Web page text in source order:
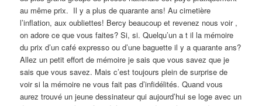
au même prix. Il y a plus de quarante ans! Au cimetière
l’inflation, aux oubliettes! Bercy beaucoup et revenez nous voir ,
on adore ce que vous faites? Si, si. Quelqu’un a t il la mémoire
du prix d’un café expresso ou d’une baguette il y a quarante ans?
Allez un petit effort de mémoire je sais que vous savez que je
sais que vous savez. Mais c’est toujours plein de surprise de
voir si la mémoire ne vous fait pas d’infidélités. Quand vous
aurez trouvé un jeune dessinateur qui aujourd’hui se loge avec un